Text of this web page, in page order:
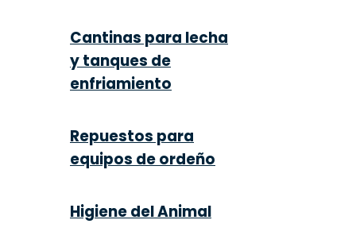
Cantinas para lecha
y tanques de
enfriamiento
Repuestos para
equipos de ordeño
Higiene del Animal